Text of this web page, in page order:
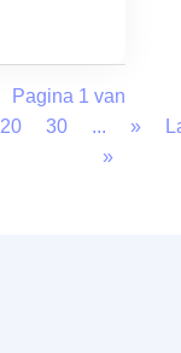
Pagina 1 van
20 30 ... »
»